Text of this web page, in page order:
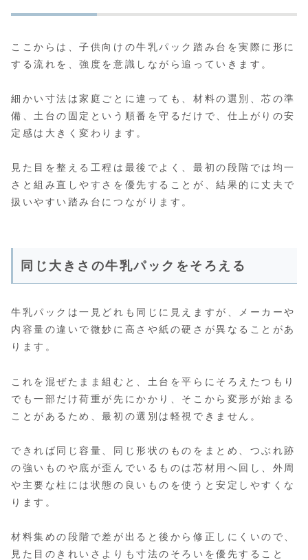
ここからは、子供向けの牛乳パック踏み台を実際に形に
する流れを、強度を意識しながら追っていきます。
細かい寸法は家庭ごとに違っても、材料の選別、芯の準
備、土台の固定という順番を守るだけで、仕上がりの安
定感は大きく変わります。
見た目を整える工程は最後でよく、最初の段階では均一
さと組み直しやすさを優先することが、結果的に丈夫で
扱いやすい踏み台につながります。
同じ大きさの牛乳パックをそろえる
牛乳パックは一見どれも同じに見えますが、メーカーや
内容量の違いで微妙に高さや紙の硬さが異なることがあ
ります。
これを混ぜたまま組むと、土台を平らにそろえたつもり
でも一部だけ荷重が先にかかり、そこから変形が始まる
ことがあるため、最初の選別は軽視できません。
できれば同じ容量、同じ形状のものをまとめ、つぶれ跡
の強いものや底が歪んでいるものは芯材用へ回し、外周
や主要な柱には状態の良いものを使うと安定しやすくな
ります。
材料集めの段階で差が出ると後から修正しにくいので、
見た目のきれいさよりも寸法のそろいを優先すること